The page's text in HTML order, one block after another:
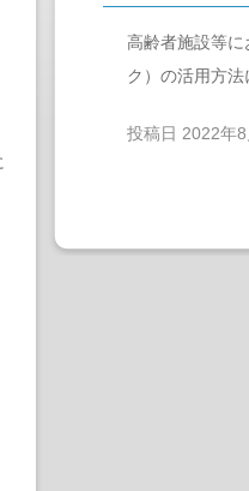
高齢者施設等
ク）の活用方
投稿日 2022年